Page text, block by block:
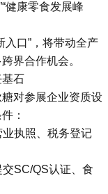
健康零食发展峰
入口”，将带动全产
界合作机会。
基石
对参展企业资质设
：
执照、税务登记
SC/QS认证、食